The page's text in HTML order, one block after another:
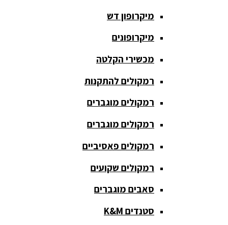
כבלים
ומתאמים
כריזה
ומגפונים
מדונה
אלחוטית
מיקסר
מוגברים
מיקרופון
מיקרופון דש
מיקרופונים
מכשירי הקלטה
רמקולים להתקנות
רמקולים מוגברים
רמקולים מוגברים
רמקולים פאסיביים
רמקולים שקועים
סאבים מוגברים
סטנדים K&M